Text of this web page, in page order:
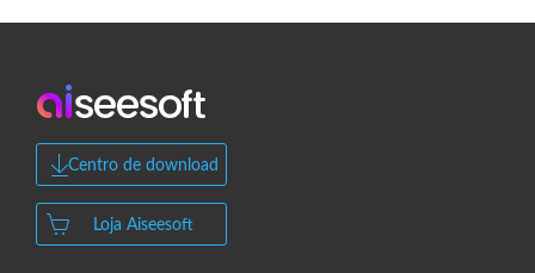
Centro de download
Loja Aiseesoft